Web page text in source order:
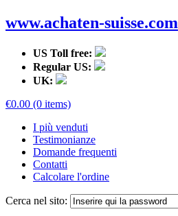
www.achaten-suisse.com
US Toll free:
Regular US:
UK:
€0.00 (0 items)
I più venduti
Testimonianze
Domande frequenti
Contatti
Calcolare l'ordine
Cerca nel sito: